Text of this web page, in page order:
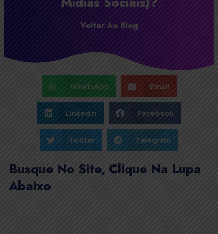
Voltar Ao Blog
WhatsApp Email
LinkedIn Facebook
Twitter Telegram
Busque No Site, Clique Na Lupa
Abaixo